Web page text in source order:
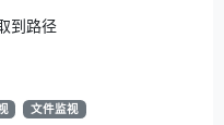
到路径
文件监视